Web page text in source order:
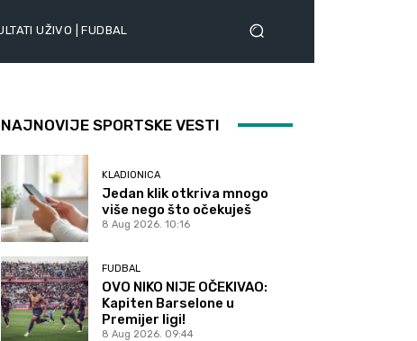
UŽIVO | FUDBAL
NAJNOVIJE SPORTSKE VESTI
KLADIONICA
Jedan klik otkriva mnogo
više nego što očekuješ
8 Aug 2026. 10:16
FUDBAL
OVO NIKO NIJE OČEKIVAO:
Kapiten Barselone u
Premijer ligi!
8 Aug 2026. 09:44